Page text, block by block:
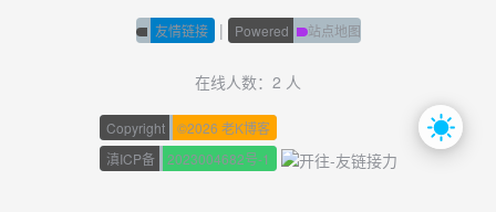
友情链接 | Powered 站点地图
在线人数：2 人
Copyright ©2026 老K博客
滇ICP备
2023004682号-1